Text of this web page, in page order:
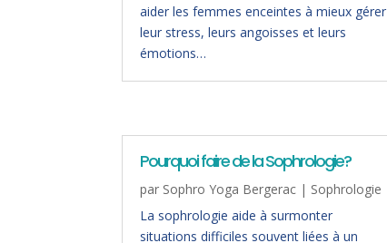
aider les femmes enceintes à mieux gérer
leur stress, leurs angoisses et leurs
émotions…
Pourquoi faire de la Sophrologie?
par Sophro Yoga Bergerac | Sophrologie
La sophrologie aide à surmonter
situations difficiles souvent liées à un